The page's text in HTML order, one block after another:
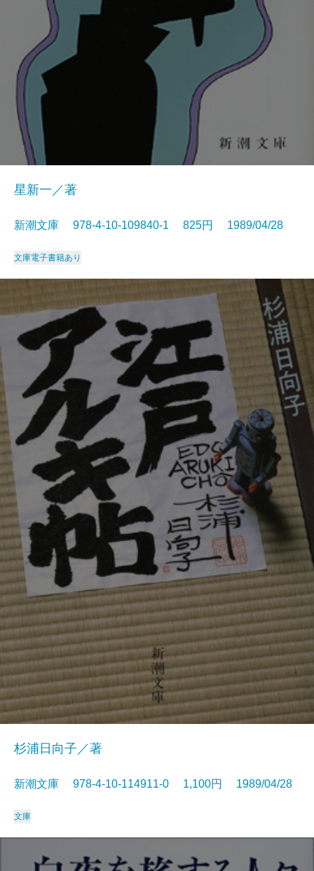
星新一／著
新潮文庫 978-4-10-109840-1 825円 1989/04/28
文庫電子書籍あり
杉浦日向子／著
新潮文庫 978-4-10-114911-0 1,100円 1989/04/28
文庫